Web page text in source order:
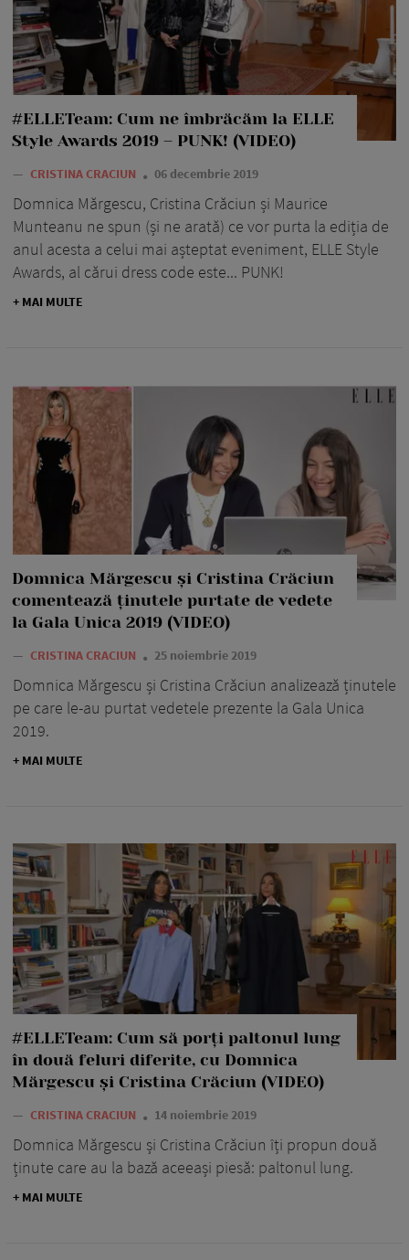
#ELLETeam: Cum ne îmbrăcăm la ELLE
Style Awards 2019 – PUNK! (VIDEO)
— CRISTINA CRACIUN 06 decembrie 2019
Domnica Mărgescu, Cristina Crăciun și Maurice
Munteanu ne spun (și ne arată) ce vor purta la ediția de
anul acesta a celui mai așteptat eveniment, ELLE Style
Awards, al cărui dress code este... PUNK!
+ MAI MULTE
Domnica Mărgescu și Cristina Crăciun
comentează ținutele purtate de vedete
la Gala Unica 2019 (VIDEO)
— CRISTINA CRACIUN 25 noiembrie 2019
Domnica Mărgescu și Cristina Crăciun analizează ținutele
pe care le-au purtat vedetele prezente la Gala Unica
2019.
+ MAI MULTE
#ELLETeam: Cum să porți paltonul lung
în două feluri diferite, cu Domnica
Mărgescu și Cristina Crăciun (VIDEO)
— CRISTINA CRACIUN 14 noiembrie 2019
Domnica Mărgescu și Cristina Crăciun îți propun două
ținute care au la bază aceeași piesă: paltonul lung.
+ MAI MULTE